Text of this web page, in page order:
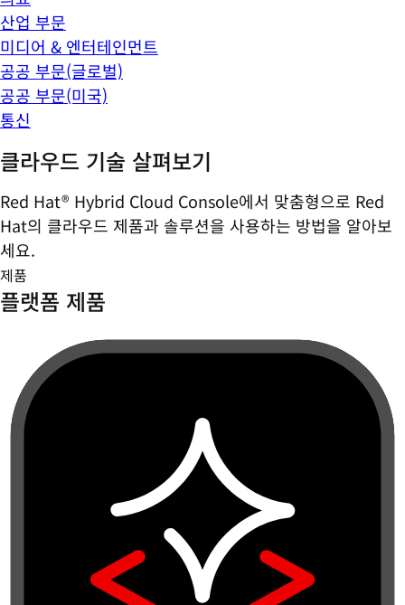
산업 부문
미디어 & 엔터테인먼트
공공 부문(글로벌)
공공 부문(미국)
통신
클라우드 기술 살펴보기
Red Hat® Hybrid Cloud Console에서 맞춤형으로 Red
Hat의 클라우드 제품과 솔루션을 사용하는 방법을 알아보
세요.
제품
플랫폼 제품